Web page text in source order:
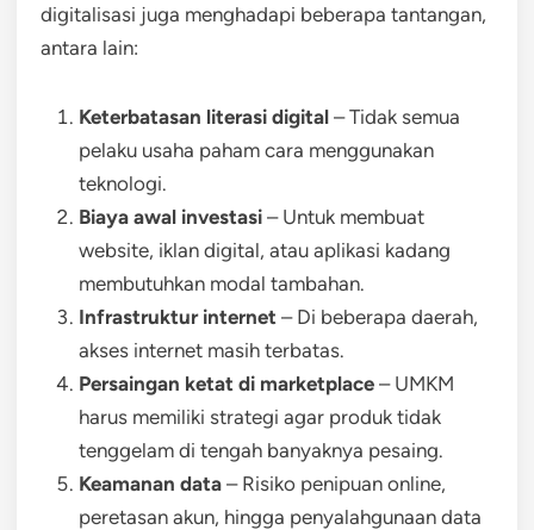
digitalisasi juga menghadapi beberapa tantangan,
antara lain:
Keterbatasan literasi digital – Tidak semua
pelaku usaha paham cara menggunakan
teknologi.
Biaya awal investasi – Untuk membuat
website, iklan digital, atau aplikasi kadang
membutuhkan modal tambahan.
Infrastruktur internet – Di beberapa daerah,
akses internet masih terbatas.
Persaingan ketat di marketplace – UMKM
harus memiliki strategi agar produk tidak
tenggelam di tengah banyaknya pesaing.
Keamanan data – Risiko penipuan online,
peretasan akun, hingga penyalahgunaan data